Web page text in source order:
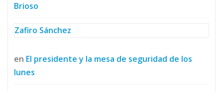
Brioso
Zafiro Sánchez
en El presidente y la mesa de seguridad de los
lunes